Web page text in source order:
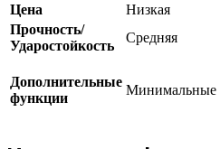
Цена
Низкая
Прочность/
Ударостойкость
Средняя
Дополнительные
функции
Минимальные